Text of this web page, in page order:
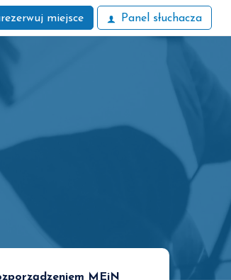
miejsce Panel słuchacza
MEiN